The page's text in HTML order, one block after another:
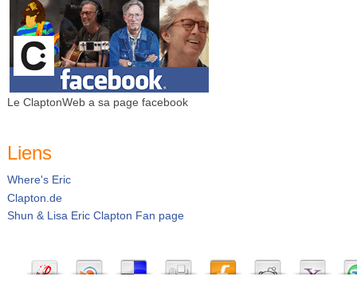
Le ClaptonWeb a sa page facebook
Liens
Where's Eric
Clapton.de
Shun & Lisa Eric Clapton Fan page